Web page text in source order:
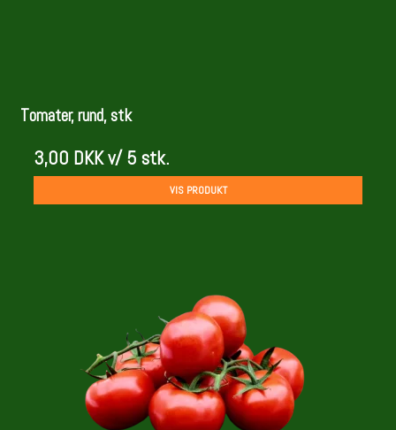
Tomater, rund, stk
3,00 DKKv/ 5 stk.
VIS PRODUKT